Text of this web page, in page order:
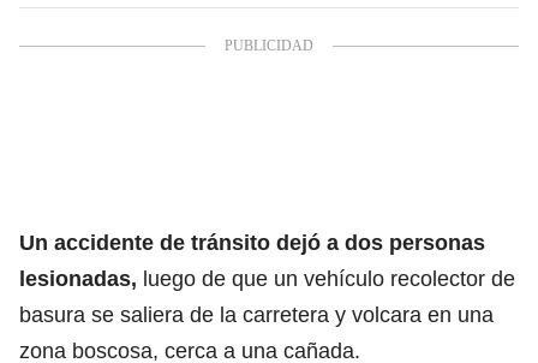
Un accidente de tránsito dejó a dos personas
lesionadas, luego de que un vehículo recolector de
basura se saliera de la carretera y volcara en una
zona boscosa, cerca a una cañada.